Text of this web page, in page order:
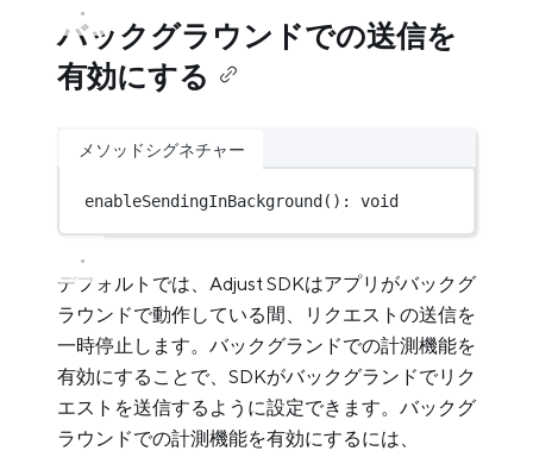
バックグラウンドでの送信を
有効にする
メソッドシグネチャー
enableSendingInBackground (): void
デフォルトでは、Adjust SDKはアプリがバックグ
ラウンドで動作している間、リクエストの送信を
一時停止します。バックグランドでの計測機能を
有効にすることで、SDKがバックグランドでリク
エストを送信するように設定できます。バックグ
ラウンドでの計測機能を有効にするには、